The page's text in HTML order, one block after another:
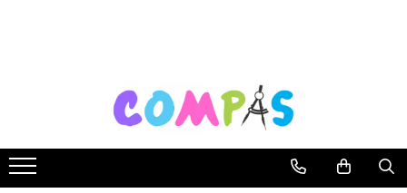
Noutăți Librăria Compas
Souvenir România
Rechizite școlare
Instrumente de scris